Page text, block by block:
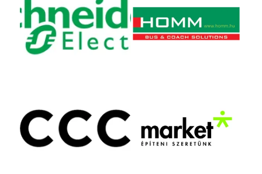
Schneider Electric
Hungária Villamossági
Zrt.
Homm Kft.
CCC Market Építő Zrt.